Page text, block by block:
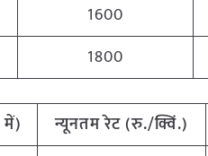
1600
1800
में) न्यूनतमरेट (रु./क्विं.)